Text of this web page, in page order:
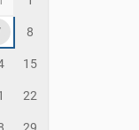
8
15
22